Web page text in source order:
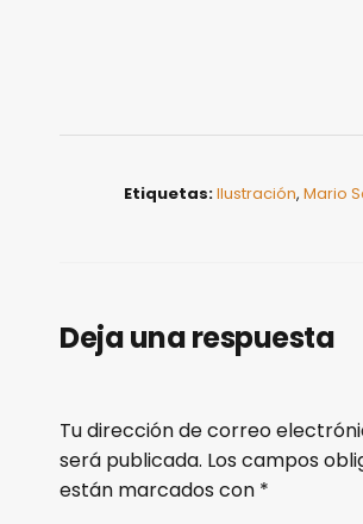
Etiquetas:Ilustración, Mario
Deja una respuesta
Tu dirección de correo
será publicada. Los campos
están marcados con *